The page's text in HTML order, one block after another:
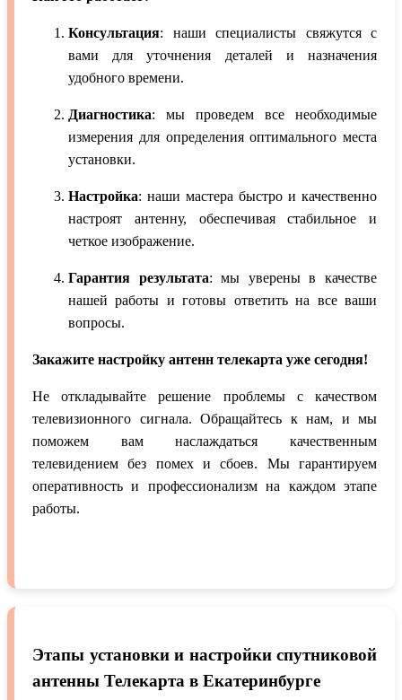
Консультация: наши специалисты свяжутся с
вами для уточнения деталей и назначения
удобного времени.
Диагностика: мы проведем все необходимые
измерения для определения оптимального места
установки.
Настройка: наши мастера быстро и качественно
настроят антенну, обеспечивая стабильное и
четкое изображение.
Гарантия результата: мы уверены в качестве
нашей работы и готовы ответить на все ваши
вопросы.
Закажите настройку антенн телекарта уже сегодня!
Не откладывайте решение проблемы с качеством
телевизионного сигнала. Обращайтесь к нам, и мы
поможем вам наслаждаться качественным
телевидением без помех и сбоев. Мы гарантируем
оперативность и профессионализм на каждом этапе
работы.
Этапы установки и настройки спутниковой
антенны Телекарта в Екатеринбурге